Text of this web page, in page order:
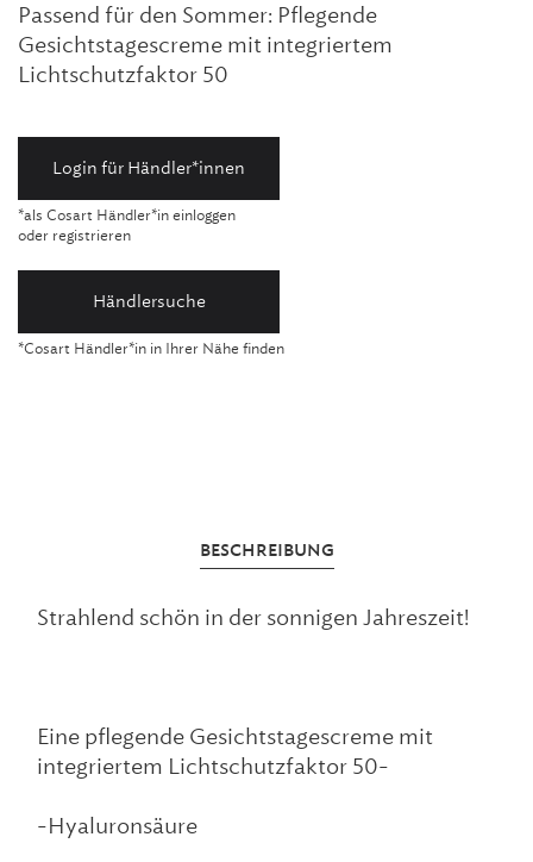
Passend für den Sommer: Pflegende
Gesichtstagescreme mit integriertem
Lichtschutzfaktor 50
Login für Händler*innen
*als Cosart Händler*in einloggen
oder registrieren
Händlersuche
*Cosart Händler*in in Ihrer Nähe finden
BESCHREIBUNG
Strahlend schön in der sonnigen Jahreszeit!
Eine pflegende Gesichtstagescreme mit
integriertem Lichtschutzfaktor 50-
-Hyaluronsäure